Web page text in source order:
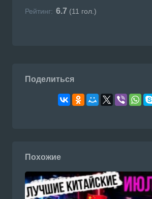
Рейтинг: 6.7 (11 гол.)
Поделиться
Похожие